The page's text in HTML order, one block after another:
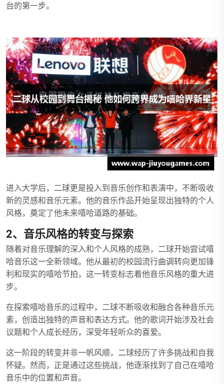
台的第一步。
进入大学后，二球更是投入到音乐创作和表演中，不断吸收
新的灵感和音乐元素。他的音乐作品开始呈现出独特的个人
风格，奠定了他未来嘻哈道路的基础。
2、音乐风格的转变与探索
随着对音乐理解的深入和个人风格的成熟，二球开始尝试嘻
哈音乐这一全新领域。他从最初的校园流行曲调转向更加锋
利和现实的嘻哈节拍，这一转变标志着他音乐风格的重大进
步。
在探索嘻哈音乐的过程中，二球不断吸收和融合各种音乐元
素，创造出独特的声音和表达方式。他的歌词开始涉及社会
议题和个人成长经历，深受年轻听众的喜爱。
这一阶段的转变并非一帆风顺，二球经历了许多挑战和自我
怀疑。然而，正是通过这些挑战，他逐渐找到了自己在嘻哈
音乐中的位置和声音。